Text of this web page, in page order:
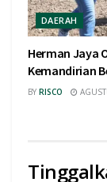
DAERAH
Herman Jaya
Kemandirian
BY RISCO